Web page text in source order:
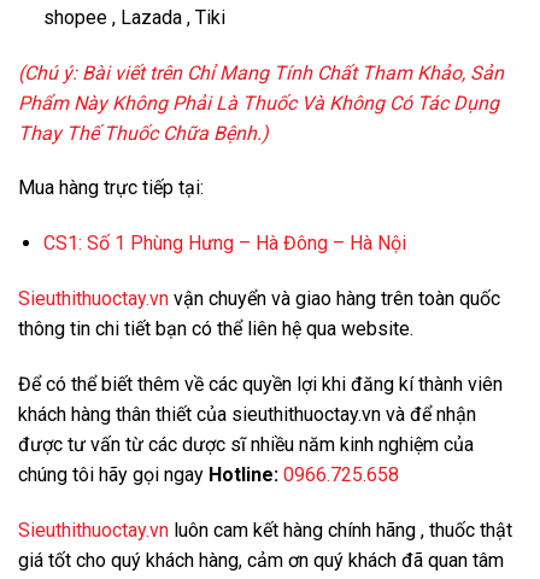
shopee , Lazada , Tiki
(Chú ý: Bài viết trên Chỉ Mang Tính Chất Tham Khảo, Sản
Phẩm Này Không Phải Là Thuốc Và Không Có Tác Dụng
Thay Thế Thuốc Chữa Bệnh.)
Mua hàng trực tiếp tại:
CS1: Số 1 Phùng Hưng – Hà Đông – Hà Nội
Sieuthithuoctay.vn vận chuyển và giao hàng trên toàn quốc
thông tin chi tiết bạn có thể liên hệ qua website.
Để có thể biết thêm về các quyền lợi khi đăng kí thành viên
khách hàng thân thiết của sieuthithuoctay.vn và để nhận
được tư vấn từ các dược sĩ nhiều năm kinh nghiệm của
chúng tôi hãy gọi ngay Hotline: 0966.725.658
Sieuthithuoctay.vn luôn cam kết hàng chính hãng , thuốc thật
giá tốt cho quý khách hàng, cảm ơn quý khách đã quan tâm